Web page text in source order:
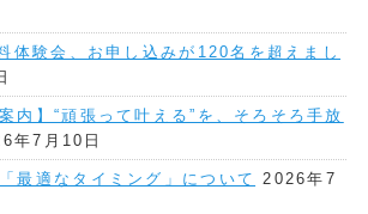
体験会、お申し込みが120名を超えまし
内】“頑張って叶える”を、そろそろ手放
年7月10日
最適なタイミング」について
2026年7